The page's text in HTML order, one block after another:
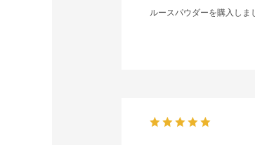
ルースパウダーを購入しま